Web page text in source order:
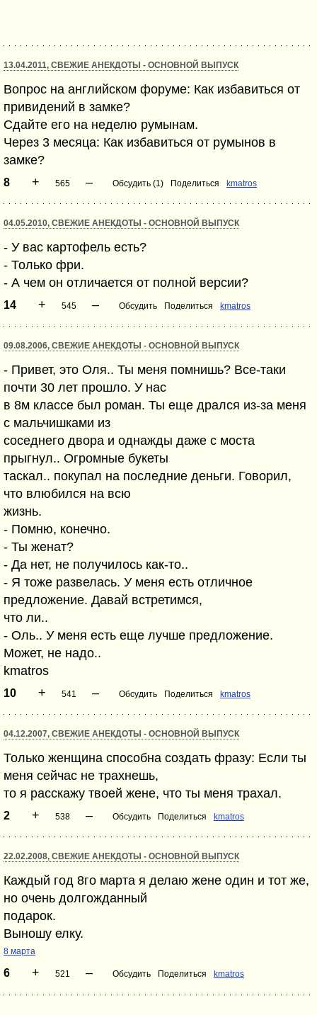
13.04.2011, СВЕЖИЕ АНЕКДОТЫ - ОСНОВНОЙ ВЫПУСК
Вопрос на английском форуме: Как избавиться от
привидений в замке?
Сдайте его на неделю румынам.
Через 3 месяца: Как избавиться от румынов в
замке?
8 + 565 – Обсудить (1) Поделиться kmatros
04.05.2010, СВЕЖИЕ АНЕКДОТЫ - ОСНОВНОЙ ВЫПУСК
- У вас картофель есть?
- Только фри.
- А чем он отличается от полной версии?
14 + 545 – Обсудить Поделиться kmatros
09.08.2006, СВЕЖИЕ АНЕКДОТЫ - ОСНОВНОЙ ВЫПУСК
- Привет, это Оля.. Ты меня помнишь? Все-таки
почти 30 лет прошло. У нас
в 8м классе был роман. Ты еще дрался из-за меня
с мальчишками из
соседнего двора и однажды даже с моста
прыгнул.. Огромные букеты
таскал.. покупал на последние деньги. Говорил,
что влюбился на всю
жизнь.
- Помню, конечно.
- Ты женат?
- Да нет, не получилось как-то..
- Я тоже развелась. У меня есть отличное
предложение. Давай встретимся,
что ли..
- Оль.. У меня есть еще лучше предложение.
Может, не надо..
kmatros
10 + 541 – Обсудить Поделиться kmatros
04.12.2007, СВЕЖИЕ АНЕКДОТЫ - ОСНОВНОЙ ВЫПУСК
Только женщина способна создать фразу: Если ты
меня сейчас не трахнешь,
то я расскажу твоей жене, что ты меня трахал.
2 + 538 – Обсудить Поделиться kmatros
22.02.2008, СВЕЖИЕ АНЕКДОТЫ - ОСНОВНОЙ ВЫПУСК
Каждый год 8го марта я делаю жене один и тот же,
но очень долгожданный
подарок.
Выношу елку.
8 марта
6 + 521 – Обсудить Поделиться kmatros